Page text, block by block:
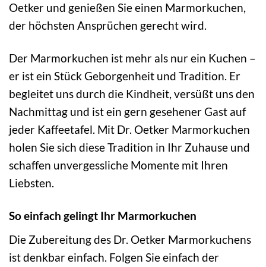
Oetker und genießen Sie einen Marmorkuchen,
der höchsten Ansprüchen gerecht wird.
Der Marmorkuchen ist mehr als nur ein Kuchen –
er ist ein Stück Geborgenheit und Tradition. Er
begleitet uns durch die Kindheit, versüßt uns den
Nachmittag und ist ein gern gesehener Gast auf
jeder Kaffeetafel. Mit Dr. Oetker Marmorkuchen
holen Sie sich diese Tradition in Ihr Zuhause und
schaffen unvergessliche Momente mit Ihren
Liebsten.
So einfach gelingt Ihr Marmorkuchen
Die Zubereitung des Dr. Oetker Marmorkuchens
ist denkbar einfach. Folgen Sie einfach der